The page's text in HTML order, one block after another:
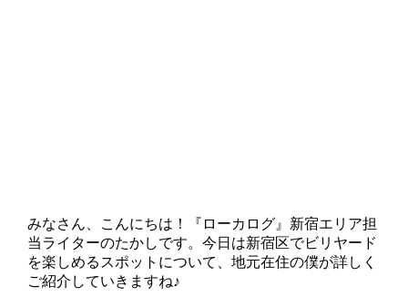
みなさん、こんにちは！『ローカログ』新宿エリア担
当ライターのたかしです。今日は新宿区でビリヤード
を楽しめるスポットについて、地元在住の僕が詳しく
ご紹介していきますね♪